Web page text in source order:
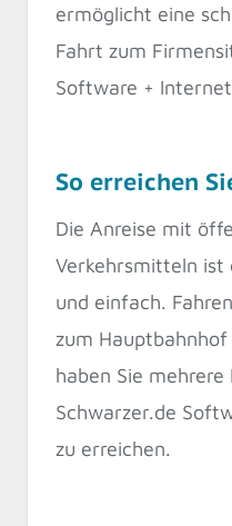
ermöglicht eine
Fahrt zum
Software +
So erreichen
Die Anreise mit
Verkehrsmitteln ist
und einfach.
zum
haben Sie
Schwarzer.de
zu erreichen.